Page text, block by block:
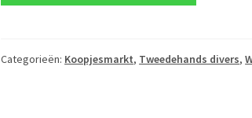
van
Categorieën: Koopjesmarkt, Tweedehands divers,